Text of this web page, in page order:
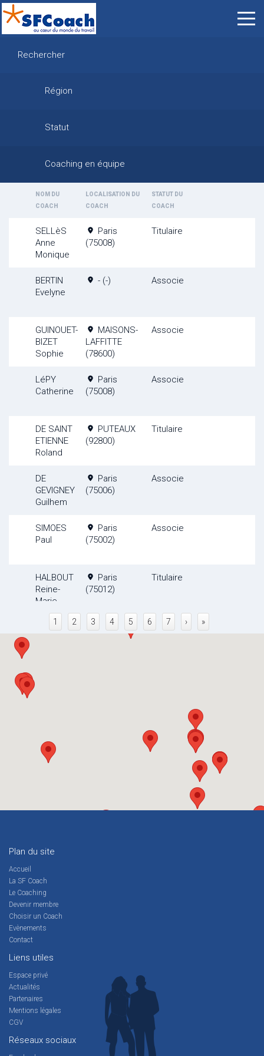
Rechercher
Région
Statut
Coaching en équipe
NOM DU
COACH
LOCALISATION DU
COACH
STATUT DU
COACH
SELLèS
Anne
Monique
Paris
(75008)
Titulaire
BERTIN
Evelyne
- (-) Associe
GUINOUET-
BIZET
Sophie
MAISONS-
LAFFITTE
(78600)
Associe
LéPY
Catherine
Paris
(75008)
Associe
DE SAINT
ETIENNE
Roland
PUTEAUX
(92800)
Titulaire
DE
GEVIGNEY
Guilhem
Paris
(75006)
Associe
SIMOES
Paul
Paris
(75002)
Associe
HALBOUT
Reine-
Marie
Paris
(75012)
Titulaire
BERNARD-
Paris
Associe
1 2 3 4 5 6 7 › »
Plan du site
Accueil
La SF Coach
Le Coaching
Devenir membre
Choisir un Coach
Evènements
Contact
Liens utiles
Espace privé
Actualités
Partenaires
Mentions légales
CGV
Réseaux sociaux